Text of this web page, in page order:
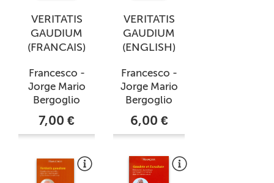
VERITATIS
GAUDIUM
(FRANCAIS)
Francesco -
Jorge Mario
Bergoglio
7,00 €
VERITATIS
GAUDIUM
(ENGLISH)
Francesco -
Jorge Mario
Bergoglio
6,00 €